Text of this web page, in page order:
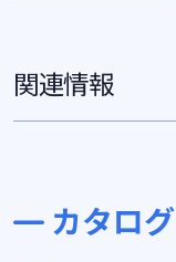
関連情報
カタログ